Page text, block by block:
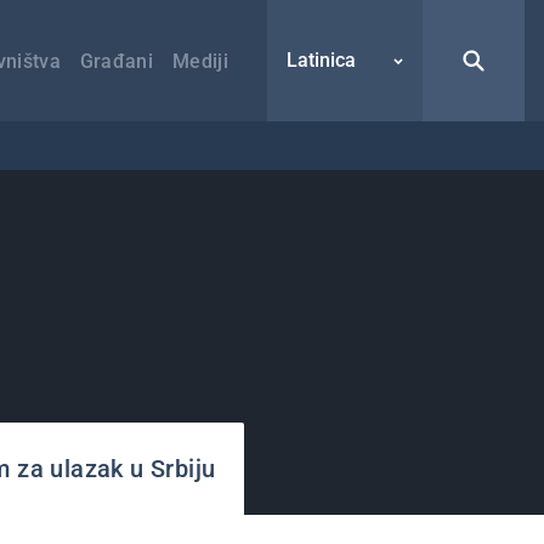
Građani Mediji Latinica
za ulazak u Srbiju